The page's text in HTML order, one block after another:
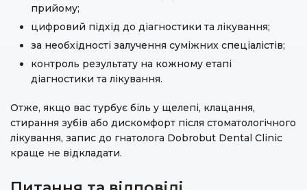
прийому;
цифровий підхід до діагностики та лікування;
за необхідності залучення суміжних спеціалістів;
контроль результату на кожному етапі
діагностики та лікування.
Отже, якщо вас турбує біль у щелепі, клацання,
стирання зубів або дискомфорт після стоматологічного
лікування, запис до гнатолога Dobrobut Dental Clinic
краще не відкладати.